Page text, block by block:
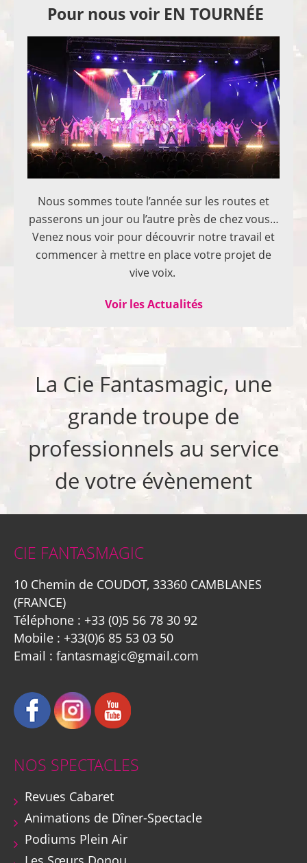
Pour nous voir EN TOURNÉE
Nous sommes toute l’année sur les routes et
passerons un jour ou l’autre près de chez vous…
Venez nous voir pour découvrir notre travail et
commencer à mettre en place votre projet de
vive voix.
Voir les Actualités
La Cie Fantasmagic, une
grande troupe de
professionnels au service
de votre évènement
CIE FANTASMAGIC
10 Chemin de COUDOT, 33360 CAMBLANES
(FRANCE)
Téléphone : +33 (0)5 56 78 30 92
Mobile : +33(0)6 85 53 03 50
Email : fantasmagic@gmail.com
NOS SPECTACLES
Revues Cabaret
Animations de Dîner-Spectacle
Podiums Plein Air